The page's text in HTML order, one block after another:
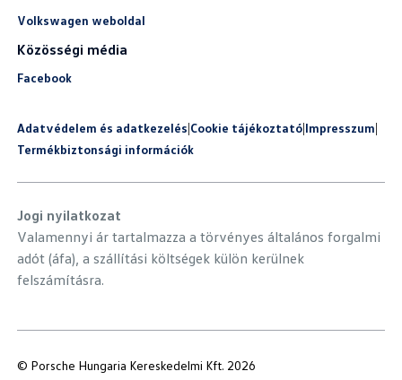
Volkswagen weboldal
Közösségi média
Facebook
Adatvédelem és adatkezelés|Cookie tájékoztató|Impresszum|
Termékbiztonsági információk
Jogi nyilatkozat
Valamennyi ár tartalmazza a törvényes általános forgalmi
adót (áfa), a szállítási költségek külön kerülnek
felszámításra.
© Porsche Hungaria Kereskedelmi Kft. 2026